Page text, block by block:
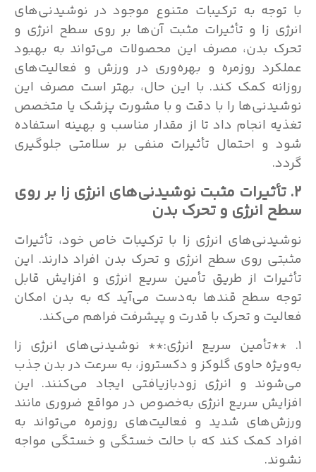
با توجه به ترکیبات متنوع موجود در نوشیدنی‌های
انرژی زا و تأثیرات مثبت آن‌ها بر روی سطح انرژی و
تحرک بدن، مصرف این محصولات می‌تواند به بهبود
عملکرد روزمره و بهره‌وری در ورزش و فعالیت‌های
روزانه کمک کند. با این حال، بهتر است مصرف این
نوشیدنی‌ها را با دقت و با مشورت پزشک یا متخصص
تغذیه انجام داد تا از مقدار مناسب و بهینه استفاده
شود و احتمال تأثیرات منفی بر سلامتی جلوگیری
گردد.
۲. تأثیرات مثبت نوشیدنی‌های انرژی زا بر روی
سطح انرژی و تحرک بدن
نوشیدنی‌های انرژی زا با ترکیبات خاص خود، تأثیرات
مثبتی روی سطح انرژی و تحرک بدن افراد دارند. این
تأثیرات از طریق تأمین سریع انرژی و افزایش قابل
توجه سطح قندها به‌دست می‌آید که به بدن امکان
فعالیت و تحرک با قدرت و پیشرفت فراهم می‌کند.
۱. **تأمین سریع انرژی:** نوشیدنی‌های انرژی زا
به‌ویژه حاوی گلوکز و دکستروز، به سرعت در بدن جذب
می‌شوند و انرژی زودبازیافتی ایجاد می‌کنند. این
افزایش سریع انرژی به‌خصوص در مواقع ضروری مانند
ورزش‌های شدید و فعالیت‌های روزمره می‌تواند به
افراد کمک کند که با حالت خستگی و خستگی مواجه
نشوند.